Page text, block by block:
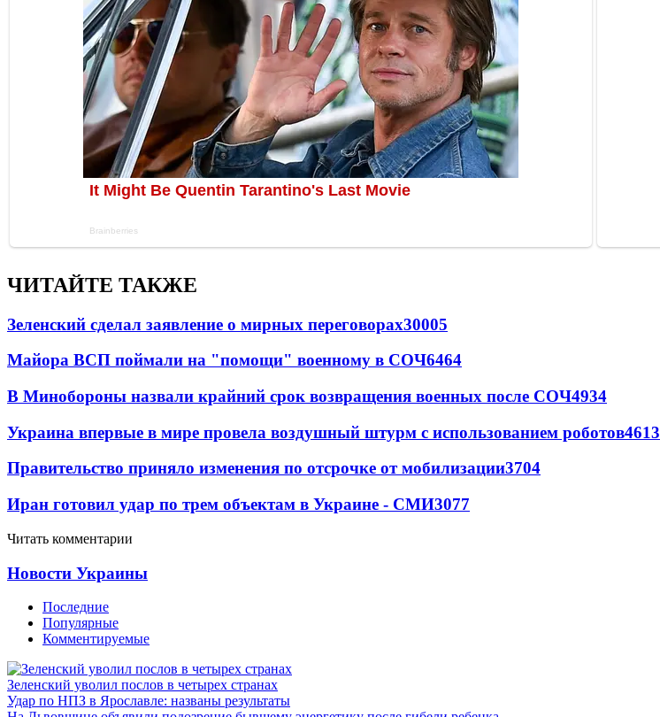
ЧИТАЙТЕ ТАКЖЕ
Зеленский сделал заявление о мирных переговорах30005
Майора ВСП поймали на "помощи" военному в СОЧ6464
В Минобороны назвали крайний срок возвращения военных после СОЧ4934
Украина впервые в мире провела воздушный штурм с использованием роботов4613
Правительство приняло изменения по отсрочке от мобилизации3704
Иран готовил удар по трем объектам в Украине - СМИ3077
Читать комментарии
Новости Украины
Последние
Популярные
Комментируемые
Зеленский уволил послов в четырех странах
Удар по НПЗ в Ярославле: названы результаты